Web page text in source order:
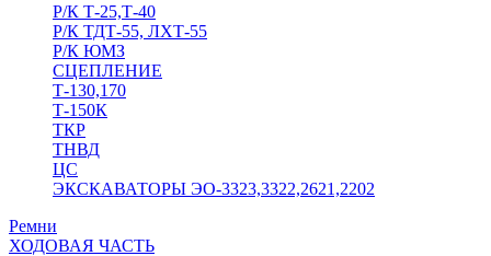
Р/К Т-25,Т-40
Р/К ТДТ-55, ЛХТ-55
Р/К ЮМЗ
СЦЕПЛЕНИЕ
Т-130,170
Т-150К
ТКР
ТНВД
ЦС
ЭКСКАВАТОРЫ ЭО-3323,3322,2621,2202
Ремни
ХОДОВАЯ ЧАСТЬ